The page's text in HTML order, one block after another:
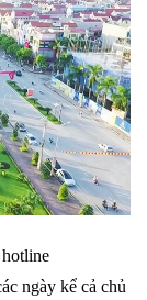
ngày kể cả chủ